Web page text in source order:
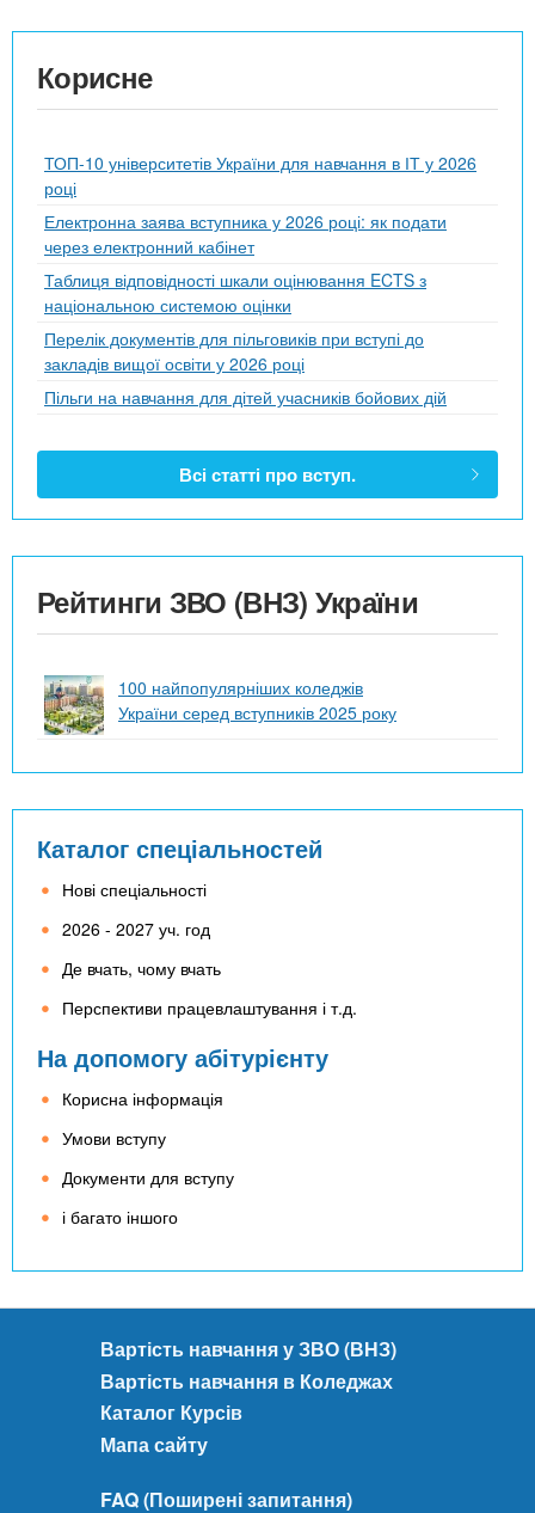
Корисне
ТОП-10 університетів України для навчання в ІТ у 2026
році
Електронна заява вступника у 2026 році: як подати
через електронний кабінет
Таблиця відповідності шкали оцінювання ECTS з
національною системою оцінки
Перелік документів для пільговиків при вступі до
закладів вищої освіти у 2026 році
Пільги на навчання для дітей учасників бойових дій
Всі статті про вступ.
Рейтинги ЗВО (ВНЗ) України
100 найпопулярніших коледжів
України серед вступників 2025 року
Каталог спеціальностей
Нові спеціальності
2026 - 2027 уч. год
Де вчать, чому вчать
Перспективи працевлаштування і т.д.
На допомогу абітурієнту
Корисна інформація
Умови вступу
Документи для вступу
і багато іншого
Вартість навчання у ЗВО (ВНЗ)
Вартість навчання в Коледжах
Каталог Курсів
Мапа сайту
FAQ (Поширені запитання)